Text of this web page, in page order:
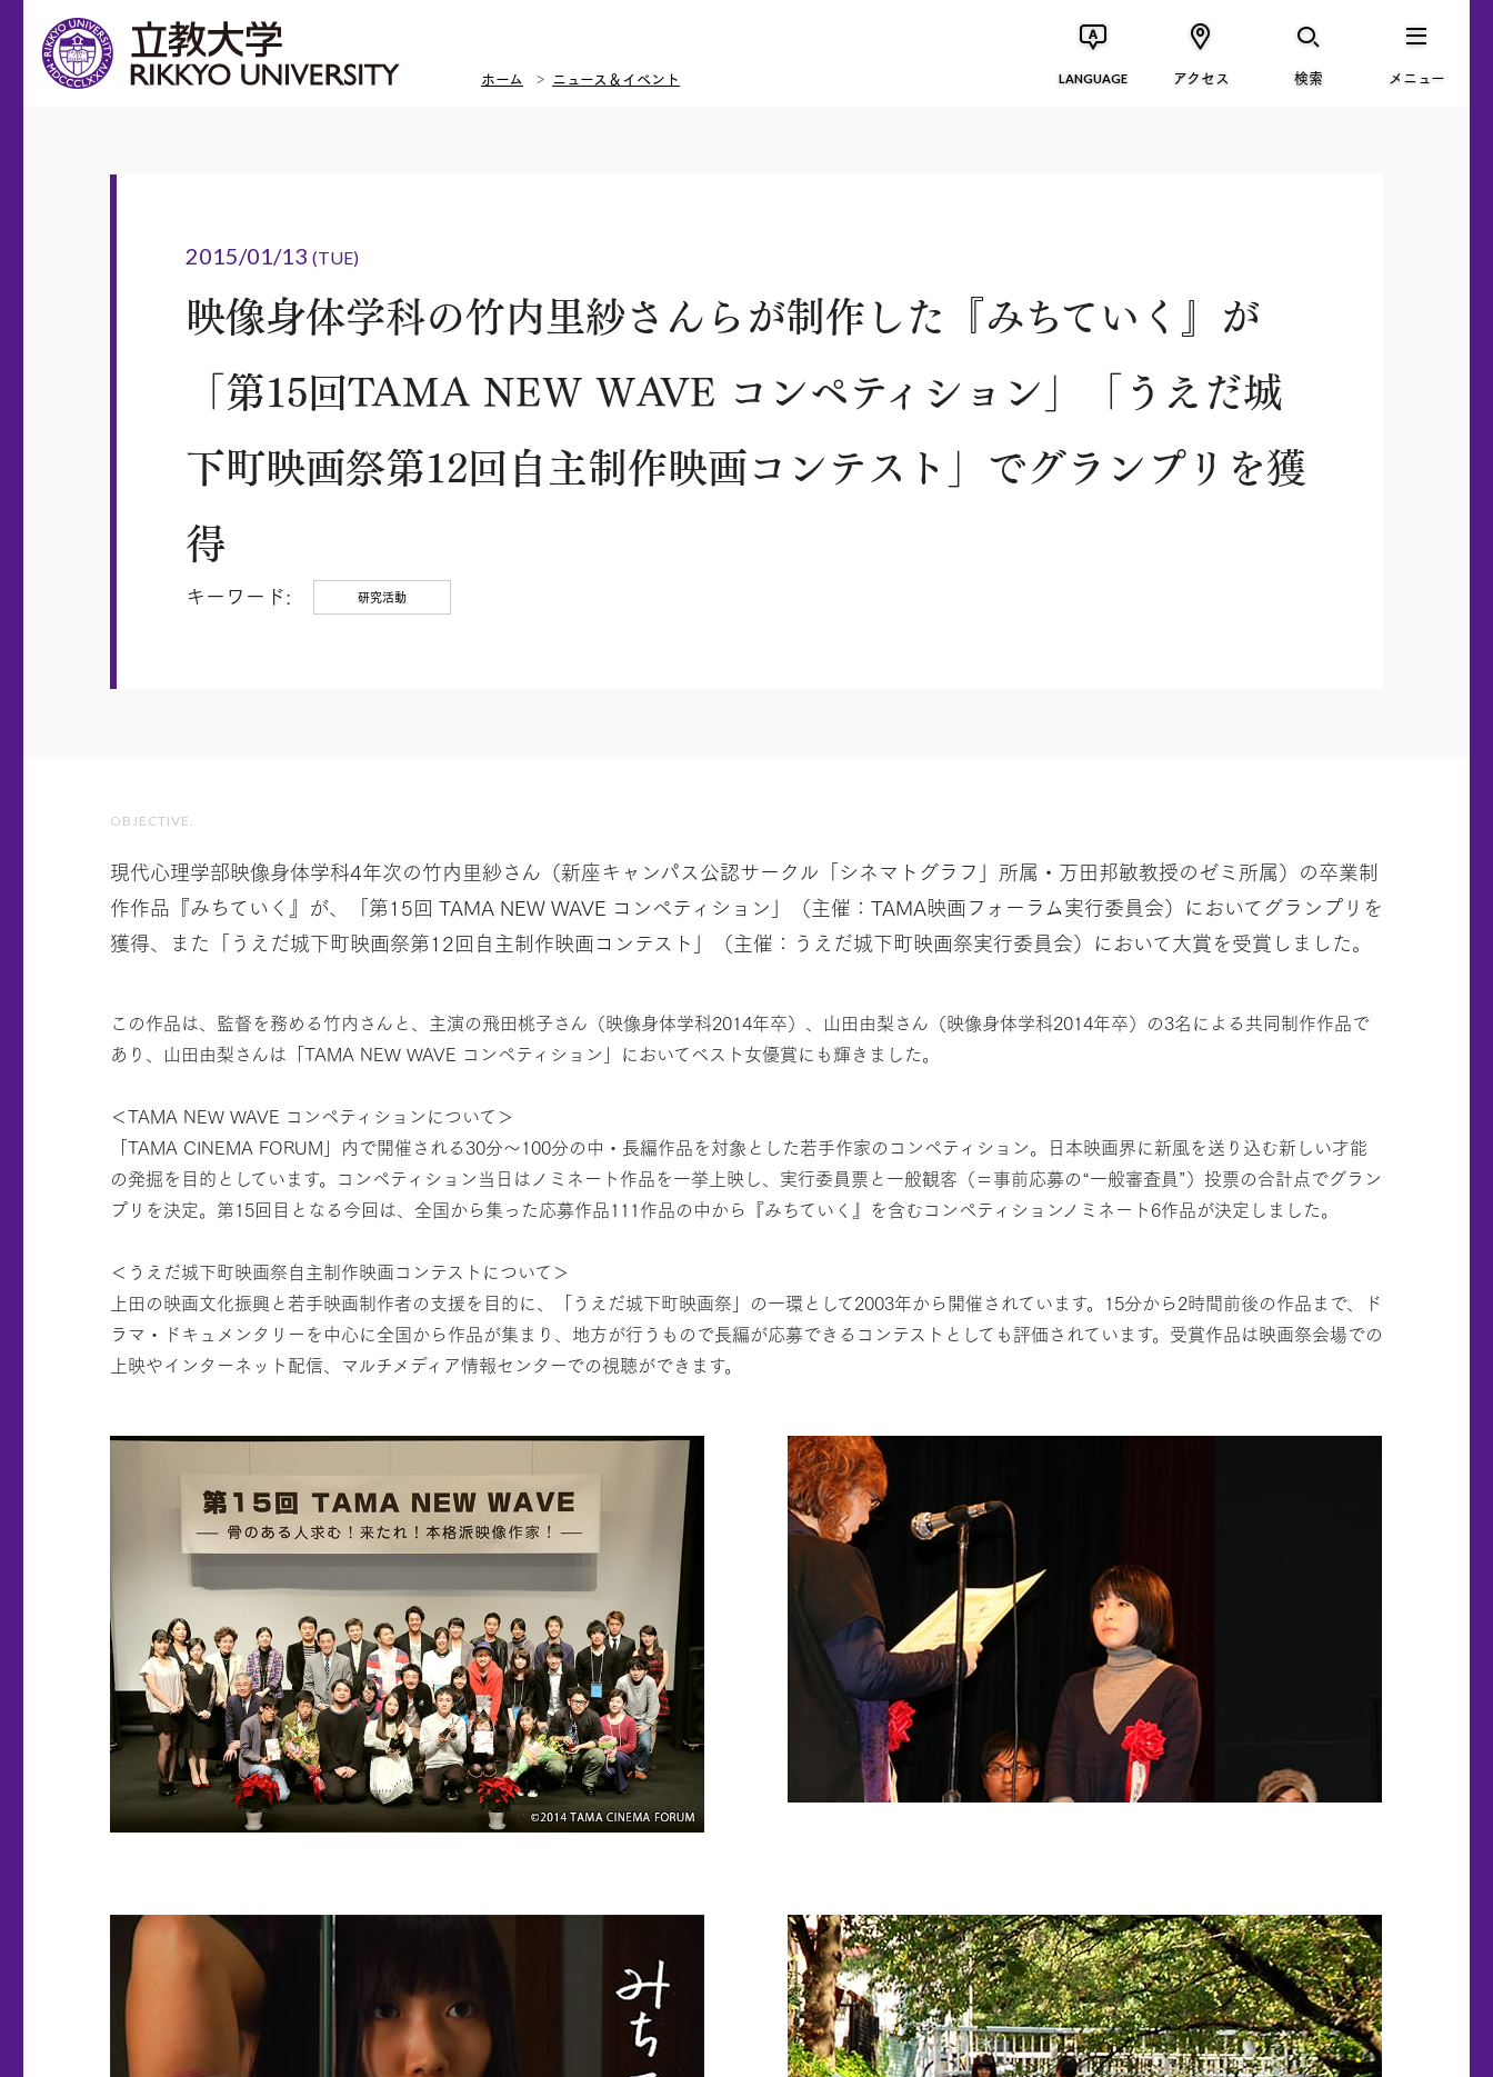
ホーム ニュース＆イベント LANGUAGE アクセス 検索 メニュー
2015/01/13 (TUE)
映像身体学科の竹内里紗さんらが制作した『みちていく』が
「第15回TAMA NEW WAVE コンペティション」「うえだ城
下町映画祭第12回自主制作映画コンテスト」でグランプリを獲
得
キーワード: 研究活動
OBJECTIVE.
現代心理学部映像身体学科4年次の竹内里紗さん（新座キャンパス公認サークル「シネマトグラフ」所属・万田邦敏教授のゼミ所属）の卒業制
作作品『みちていく』が、「第15回 TAMA NEW WAVE コンペティション」（主催：TAMA映画フォーラム実行委員会）においてグランプリを
獲得、また「うえだ城下町映画祭第12回自主制作映画コンテスト」（主催：うえだ城下町映画祭実行委員会）において大賞を受賞しました。
この作品は、監督を務める竹内さんと、主演の飛田桃子さん（映像身体学科2014年卒）、山田由梨さん（映像身体学科2014年卒）の3名による共同制作作品で
あり、山田由梨さんは「TAMA NEW WAVE コンペティション」においてベスト女優賞にも輝きました。
＜TAMA NEW WAVE コンペティションについて＞
「TAMA CINEMA FORUM」内で開催される30分～100分の中・長編作品を対象とした若手作家のコンペティション。日本映画界に新風を送り込む新しい才能
の発掘を目的としています。コンペティション当日はノミネート作品を一挙上映し、実行委員票と一般観客（＝事前応募の“一般審査員”）投票の合計点でグラン
プリを決定。第15回目となる今回は、全国から集った応募作品111作品の中から『みちていく』を含むコンペティションノミネート6作品が決定しました。
＜うえだ城下町映画祭自主制作映画コンテストについて＞
上田の映画文化振興と若手映画制作者の支援を目的に、「うえだ城下町映画祭」の一環として2003年から開催されています。15分から2時間前後の作品まで、ド
ラマ・ドキュメンタリーを中心に全国から作品が集まり、地方が行うもので長編が応募できるコンテストとしても評価されています。受賞作品は映画祭会場での
上映やインターネット配信、マルチメディア情報センターでの視聴ができます。